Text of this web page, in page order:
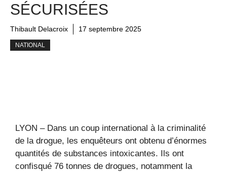
SÉCURISÉES
Thibault Delacroix 17 septembre 2025
NATIONAL
LYON – Dans un coup international à la criminalité
de la drogue, les enquêteurs ont obtenu d’énormes
quantités de substances intoxicantes. Ils ont
confisqué 76 tonnes de drogues, notamment la